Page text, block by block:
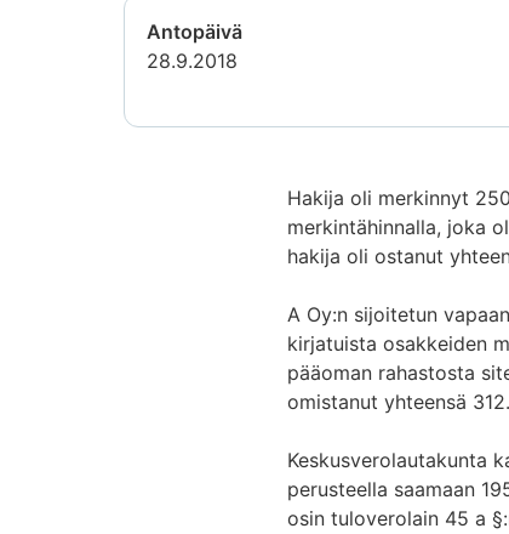
Antopäivä
28.9.2018
Hakija oli merkinnyt
merkintähinnalla, joka
hakija oli ostanut
A Oy:n sijoitetun
kirjatuista osakkeiden
pääoman rahastosta
omistanut yhteensä
Keskusverolautakunta
perusteella saamaan
osin tuloverolain 45 a